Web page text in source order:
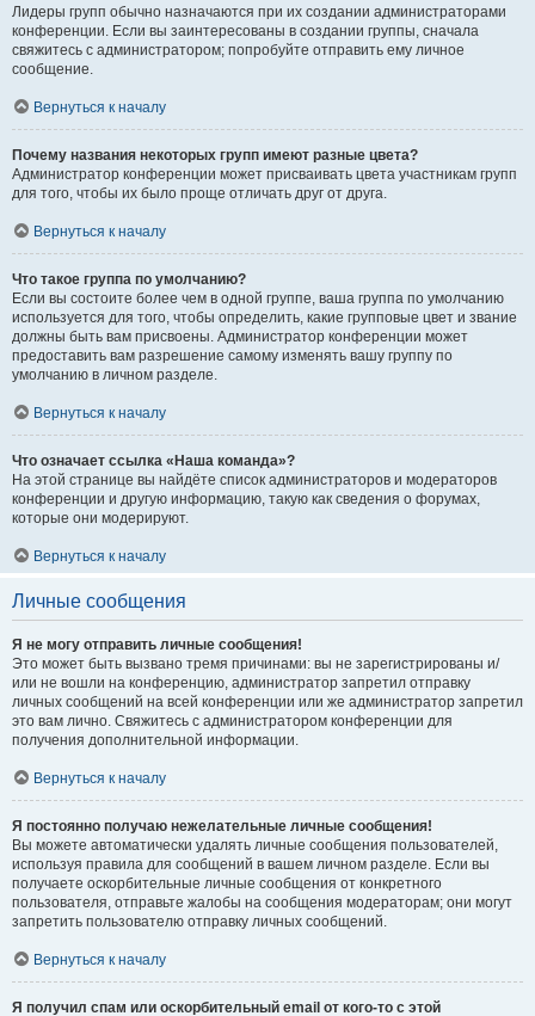
Лидеры групп обычно назначаются при их создании администраторами
конференции. Если вы заинтересованы в создании группы, сначала
свяжитесь с администратором; попробуйте отправить ему личное
сообщение.
Вернуться к началу
Почему названия некоторых групп имеют разные цвета?
Администратор конференции может присваивать цвета участникам групп
для того, чтобы их было проще отличать друг от друга.
Вернуться к началу
Что такое группа по умолчанию?
Если вы состоите более чем в одной группе, ваша группа по умолчанию
используется для того, чтобы определить, какие групповые цвет и звание
должны быть вам присвоены. Администратор конференции может
предоставить вам разрешение самому изменять вашу группу по
умолчанию в личном разделе.
Вернуться к началу
Что означает ссылка «Наша команда»?
На этой странице вы найдёте список администраторов и модераторов
конференции и другую информацию, такую как сведения о форумах,
которые они модерируют.
Вернуться к началу
Личные сообщения
Я не могу отправить личные сообщения!
Это может быть вызвано тремя причинами: вы не зарегистрированы и/
или не вошли на конференцию, администратор запретил отправку
личных сообщений на всей конференции или же администратор запретил
это вам лично. Свяжитесь с администратором конференции для
получения дополнительной информации.
Вернуться к началу
Я постоянно получаю нежелательные личные сообщения!
Вы можете автоматически удалять личные сообщения пользователей,
используя правила для сообщений в вашем личном разделе. Если вы
получаете оскорбительные личные сообщения от конкретного
пользователя, отправьте жалобы на сообщения модераторам; они могут
запретить пользователю отправку личных сообщений.
Вернуться к началу
Я получил спам или оскорбительный email от кого-то с этой